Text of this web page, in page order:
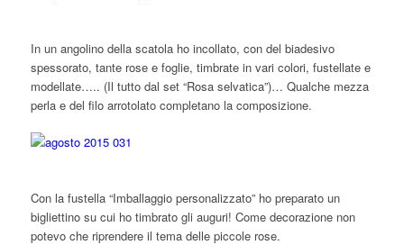
In un angolino della scatola ho incollato, con del biadesivo
spessorato, tante rose e foglie, timbrate in vari colori, fustellate e
modellate….. (Il tutto dal set “Rosa selvatica”)… Qualche mezza
perla e del filo arrotolato completano la composizione.
Con la fustella “Imballaggio personalizzato” ho preparato un
bigliettino su cui ho timbrato gli auguri! Come decorazione non
potevo che riprendere il tema delle piccole rose.